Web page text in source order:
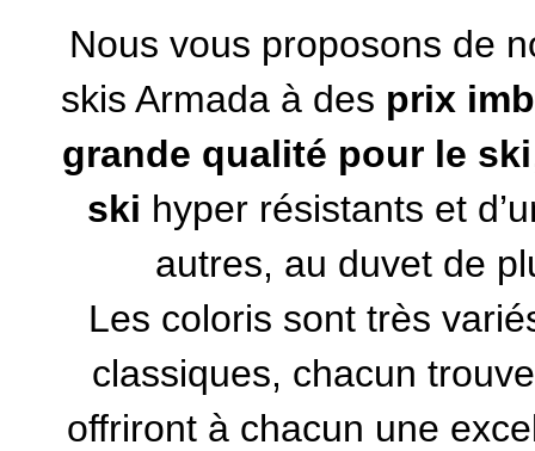
Nous vous proposons de
skis Armadaà des prix
grande qualité pour le ski
ski hyper résistants et
autres, au duvet de
Les coloris sont très
classiques, chacun
offriront à chacun une